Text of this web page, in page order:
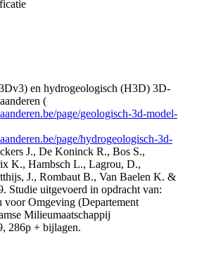
en hydrogeologisch (H3D) 3D-
(
page/geologisch-3d-model-
page/hydrogeologisch-3d-
J., De Koninck R., Bos S.,
K., Hambsch L., Lagrou, D.,
J., Rombaut B., Van Baelen K. &
Studie uitgevoerd in opdracht van:
voor Omgeving (Departement
Milieumaatschappij
286p + bijlagen.